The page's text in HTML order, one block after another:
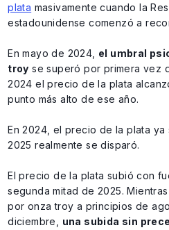
plata masivamente cuando la
estadounidense comenzó a
En mayo de 2024, el umbral
troy se superó por primera vez
2024 el precio de la plata
punto más alto de ese año.
En 2024, el precio de la plata ya
2025 realmente se disparó.
El precio de la plata subió con
segunda mitad de 2025.
por onza troy a principios de
diciembre, una subida sin